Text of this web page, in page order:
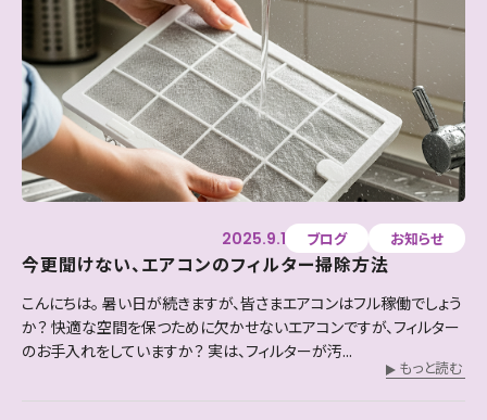
今更聞けない、エアコンのフィルター掃除方法
2025.9.1 ブログ お知らせ
こんにちは。 暑い日が続きますが、皆さまエアコンはフル稼働でしょう
か？ 快適な空間を保つために欠かせないエアコンですが、フィルター
のお手入れをしていますか？ 実は、フィルターが汚...
もっと読む